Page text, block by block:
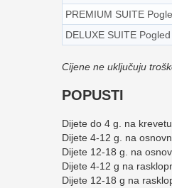
PREMIUM SUITE
DELUXE SUITE
Cijene ne uključuju
POPUSTI
Dijete do 4 g. na
Dijete 4-12 g. na
Dijete 12-18 g. na
Dijete 4-12 g na
Dijete 12-18 g na